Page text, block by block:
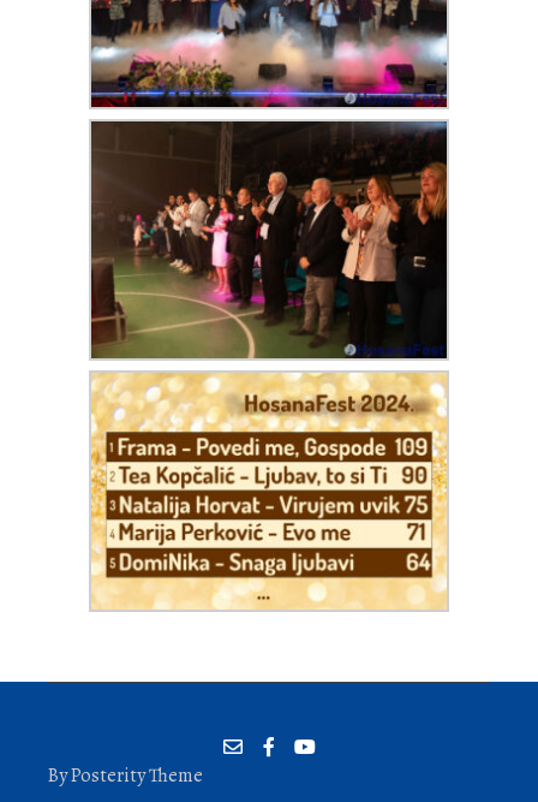
By Posterity Theme